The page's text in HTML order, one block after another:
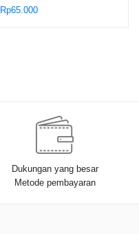
Sosial – Edi Saputra
Rp65.000
Dukungan yang besar
Metode pembayaran